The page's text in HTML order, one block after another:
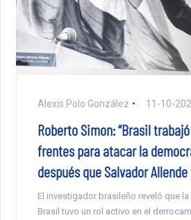
Alexis Polo González 11-10-
Roberto Simon: “Brasil
frentes para atacar la
después que Salvador
El investigador brasileño reveló que
Brasil tuvo un rol activo en el